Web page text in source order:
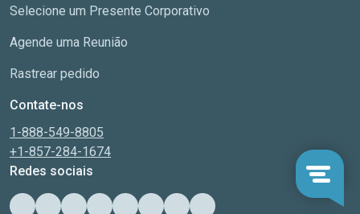
Selecione um Presente Corporativo
Agende uma Reunião
Rastrear pedido
Contate-nos
1-888-549-8805
+1-857-284-1674
Redes sociais